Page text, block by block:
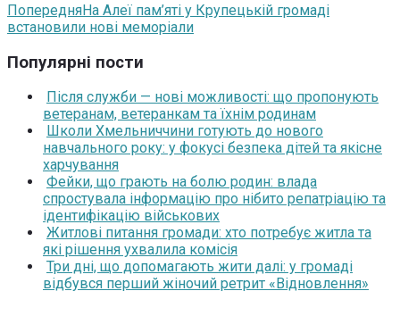
ПопередняНа Алеї пам’яті у Крупецькій громаді
встановили нові меморіали
Популярні пости
Після служби — нові можливості: що пропонують
ветеранам, ветеранкам та їхнім родинам
Школи Хмельниччини готують до нового
навчального року: у фокусі безпека дітей та якісне
харчування
Фейки, що грають на болю родин: влада
спростувала інформацію про нібито репатріацію та
ідентифікацію військових
Житлові питання громади: хто потребує житла та
які рішення ухвалила комісія
Три дні, що допомагають жити далі: у громаді
відбувся перший жіночий ретрит «Відновлення»